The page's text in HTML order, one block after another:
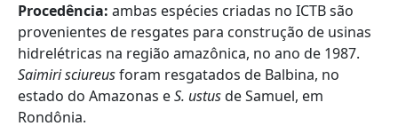
Procedência: ambas espécies criadas no ICTB são
provenientes de resgates para construção de usinas
hidrelétricas na região amazônica, no ano de 1987.
Saimiri sciureusforam resgatados de Balbina, no
estado do Amazonas eS. ustusde Samuel, em
Rondônia.